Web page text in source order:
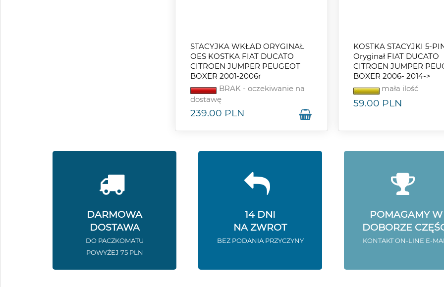
STACYJKA WKŁAD ORYGINAŁ
OES KOSTKA FIAT DUCATO
CITROEN JUMPER PEUGEOT
BOXER 2001-2006r
BRAK - oczekiwanie na
dostawę
239.00 PLN
KOSTKA STACYJKI 5-
Oryginał FIAT DUCATO
CITROEN JUMPER
BOXER 2006- 2014->
mała ilość
59.00 PLN
DARMOWA
DOSTAWA
DO PACZKOMATU
POWYŻEJ 75 PLN
14 DNI
NA ZWROT
BEZ PODANIA PRZYCZYNY
POMAGAMY W
DOBORZE
KONTAKT ON-LINE E-